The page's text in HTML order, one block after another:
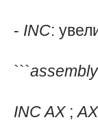
- INC:
```assembly
INCAX ;AX